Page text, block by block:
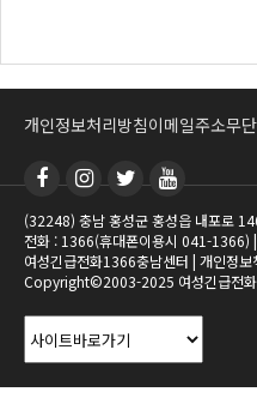
개인정보처리방침이메일주소무
(32248) 충남 홍성군 홍성읍 내포로
전화 : 1366(휴대폰이용시 041-
여성긴급전화1366충남센터 | 개인정
Copyright©2003-2025 여성긴급전화